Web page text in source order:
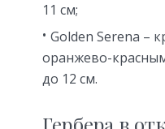
11 см;
Golden Serena –
оранжево-
до 12 см.